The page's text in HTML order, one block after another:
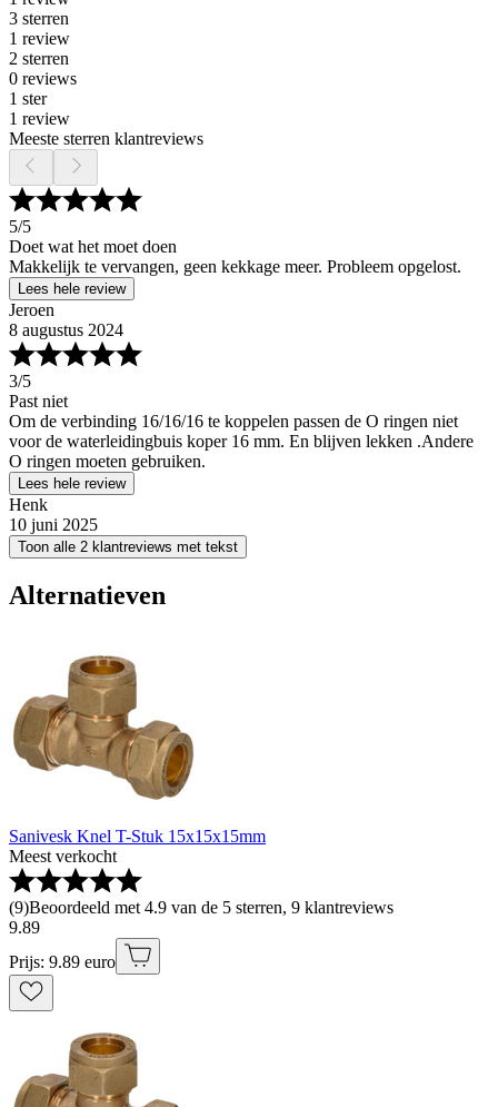
3 sterren
1 review
2 sterren
0 reviews
1 ster
1 review
Meeste sterren klantreviews
5/5
Doet wat het moet doen
Makkelijk te vervangen, geen kekkage meer. Probleem opgelost.
Lees hele review
Jeroen
8 augustus 2024
3/5
Past niet
Om de verbinding 16/16/16 te koppelen passen de O ringen niet
voor de waterleidingbuis koper 16 mm. En blijven lekken .Andere
O ringen moeten gebruiken.
Lees hele review
Henk
10 juni 2025
Toon alle 2 klantreviews met tekst
Alternatieven
Sanivesk Knel T-Stuk 15x15x15mm
Meest verkocht
(9)Beoordeeld met 4.9 van de 5 sterren, 9 klantreviews
9.89
Prijs: 9.89 euro